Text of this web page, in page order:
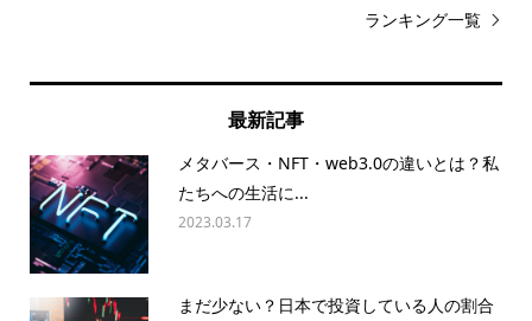
ランキング一覧
最新記事
メタバース・NFT・web3.0の違いとは？私
たちへの生活に...
2023.03.17
まだ少ない？日本で投資している人の割合